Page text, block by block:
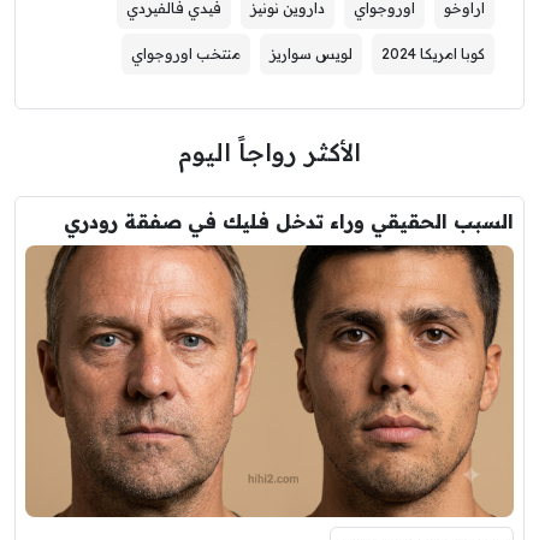
اراوخو اوروجواي داروين نونيز فيدي فالفيردي
كوبا امريكا 2024 لويس سواريز منتخب اوروجواي
الأكثر رواجاً اليوم
السبب الحقيقي وراء تدخل فليك في صفقة رودري